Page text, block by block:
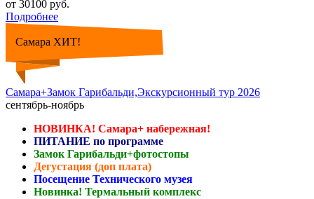
от 30100 руб.
Подробнее
Самара ХИТ!
Самара+Замок Гарибальди,Экскурсионный тур 2026
сентябрь-ноябрь
НОВИНКА! Самара+ набережная!
ПИТАНИЕ по программе
Замок Гарибальди+фотостопы
Дегустация (доп плата)
Посещение Технического музея
Новинка! Термальный комплекс